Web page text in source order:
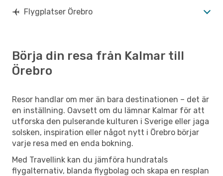
Flygplatser Örebro
Börja din resa från Kalmar till
Örebro
Resor handlar om mer än bara destinationen – det är
en inställning. Oavsett om du lämnar Kalmar för att
utforska den pulserande kulturen i Sverige eller jaga
solsken, inspiration eller något nytt i Örebro börjar
varje resa med en enda bokning.
Med Travellink kan du jämföra hundratals
flygalternativ, blanda flygbolag och skapa en resplan